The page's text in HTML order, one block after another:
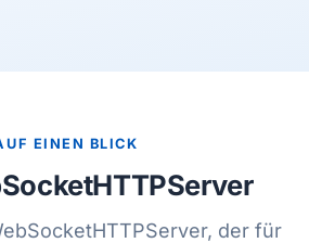
EINEN BLICK
der für